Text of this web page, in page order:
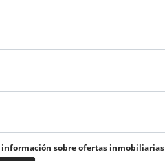
sobre ofertas inmobiliarias